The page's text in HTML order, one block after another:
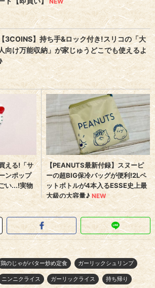
鶏のじゃがバター炒め定食 ガーリックシュリンプ
ニンニクライス ガーリックライス 持ち帰り